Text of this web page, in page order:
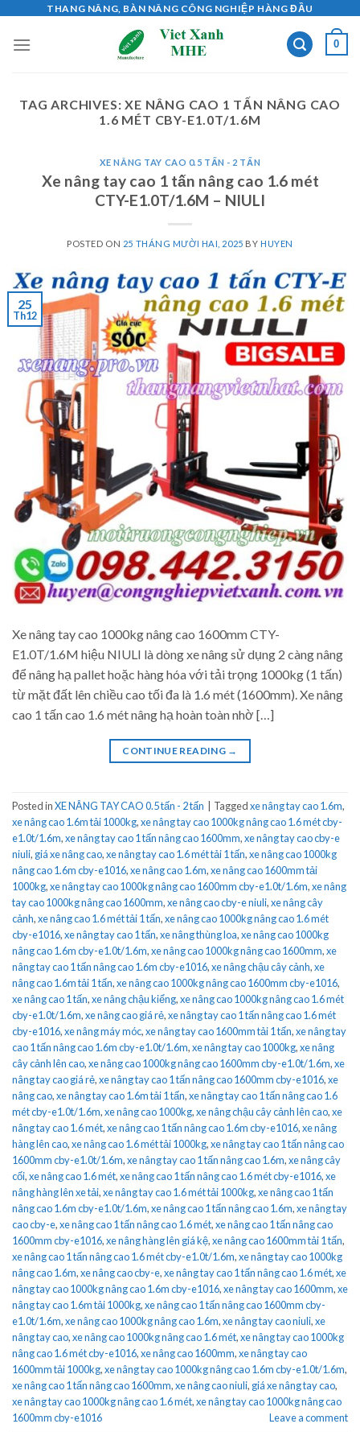
content
THANG NÂNG, BÀN NÂNG CÔNG NGHIỆP HÀNG ĐẦU
0
TAG ARCHIVES:XE NÂNG CAO 1 TẤN NÂNG CAO
1.6 MÉT CBY-E1.0T/1.6M
XE NÂNG TAY CAO 0.5 TẤN - 2 TẤN
Xe nâng tay cao 1 tấn nâng cao 1.6 mét
CTY-E1.0T/1.6M – NIULI
POSTED ON 25 THÁNG MƯỜI HAI, 2025 BY HUYEN
25
Th12
Xe nâng tay cao 1000kg nâng cao 1600mm CTY-
E1.0T/1.6M hiệu NIULI là dòng xe nâng sử dụng 2 càng nâng
để nâng hạ pallet hoặc hàng hóa với tải trọng 1000kg (1 tấn)
từ mặt đất lên chiều cao tối đa là 1.6 mét (1600mm). Xe nâng
cao 1 tấn cao 1.6 mét nâng hạ hoàn toàn nhờ […]
CONTINUE READING →
Posted inXE NÂNG TAY CAO 0.5 tấn - 2 tấn Taggedxe nâng tay cao 1.6m,
xe nâng cao 1.6m tải 1000kg,xe nâng tay cao 1000kg nâng cao 1.6 mét cby-
e1.0t/1.6m,xe nâng tay cao 1 tấn nâng cao 1600mm,xe nâng tay cao cby-e
niuli, giá xe nâng cao,xe nâng tay cao 1.6 mét tải 1 tấn,xe nâng cao 1000kg
nâng cao 1.6m cby-e1016,xe nâng cao 1.6m,xe nâng cao 1600mm tải
1000kg,xe nâng tay cao 1000kg nâng cao 1600mm cby-e1.0t/1.6m,xe nâng
tay cao 1000kg nâng cao 1600mm,xe nâng cao cby-e niuli,xe nâng cây
cảnh,xe nâng cao 1.6 mét tải 1 tấn,xe nâng cao 1000kg nâng cao 1.6 mét
cby-e1016,xe nâng tay cao 1 tấn,xe nâng thùng loa,xe nâng cao 1000kg
nâng cao 1.6m cby-e1.0t/1.6m,xe nâng cao 1000kg nâng cao 1600mm,xe
nâng tay cao 1 tấn nâng cao 1.6m cby-e1016,xe nâng chậu cây cảnh,xe
nâng cao 1.6m tải 1 tấn,xe nâng cao 1000kg nâng cao 1600mm cby-e1016,
xe nâng cao 1 tấn,xe nâng chậu kiểng,xe nâng cao 1000kg nâng cao 1.6 mét
cby-e1.0t/1.6m,xe nâng cao giá rẻ,xe nâng tay cao 1 tấn nâng cao 1.6 mét
cby-e1016,xe nâng máy móc,xe nâng tay cao 1600mm tải 1 tấn,xe nâng tay
cao 1 tấn nâng cao 1.6m cby-e1.0t/1.6m,xe nâng tay cao 1000kg,xe nâng
cây cảnh lên cao,xe nâng cao 1000kg nâng cao 1600mm cby-e1.0t/1.6m,xe
nâng tay cao giá rẻ,xe nâng tay cao 1 tấn nâng cao 1600mm cby-e1016,xe
nâng cao,xe nâng tay cao 1.6m tải 1 tấn,xe nâng tay cao 1 tấn nâng cao 1.6
mét cby-e1.0t/1.6m,xe nâng cao 1000kg,xe nâng chậu cây cảnh lên cao,xe
nâng tay cao 1.6 mét,xe nâng cao 1 tấn nâng cao 1.6m cby-e1016,xe nâng
hàng lên cao,xe nâng cao 1.6 mét tải 1000kg,xe nâng tay cao 1 tấn nâng cao
1600mm cby-e1.0t/1.6m,xe nâng tay cao 1 tấn nâng cao 1.6m,xe nâng cây
cối,xe nâng cao 1.6 mét,xe nâng cao 1 tấn nâng cao 1.6 mét cby-e1016,xe
nâng hàng lên xe tải,xe nâng tay cao 1.6 mét tải 1000kg,xe nâng cao 1 tấn
nâng cao 1.6m cby-e1.0t/1.6m,xe nâng cao 1 tấn nâng cao 1.6m,xe nâng tay
cao cby-e,xe nâng cao 1 tấn nâng cao 1.6 mét,xe nâng cao 1 tấn nâng cao
1600mm cby-e1016,xe nâng hàng lên giá kệ,xe nâng cao 1600mm tải 1 tấn,
xe nâng cao 1 tấn nâng cao 1.6 mét cby-e1.0t/1.6m,xe nâng tay cao 1000kg
nâng cao 1.6m,xe nâng cao cby-e,xe nâng tay cao 1 tấn nâng cao 1.6 mét,xe
nâng tay cao 1000kg nâng cao 1.6m cby-e1016,xe nâng tay cao 1600mm,xe
nâng tay cao 1.6m tải 1000kg,xe nâng cao 1 tấn nâng cao 1600mm cby-
e1.0t/1.6m,xe nâng cao 1000kg nâng cao 1.6m,xe nâng tay cao niuli,xe
nâng tay cao,xe nâng cao 1000kg nâng cao 1.6 mét,xe nâng tay cao 1000kg
nâng cao 1.6 mét cby-e1016,xe nâng cao 1600mm,xe nâng tay cao
1600mm tải 1000kg,xe nâng tay cao 1000kg nâng cao 1.6m cby-e1.0t/1.6m,
xe nâng cao 1 tấn nâng cao 1600mm,xe nâng cao niuli, giá xe nâng tay cao,
xe nâng tay cao 1000kg nâng cao 1.6 mét,xe nâng tay cao 1000kg nâng cao
1600mm cby-e1016
Leave a comment